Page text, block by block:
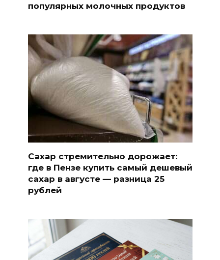
популярных молочных продуктов
Сахар стремительно дорожает:
где в Пензе купить самый дешевый
сахар в августе — разница 25
рублей